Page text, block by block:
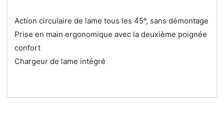
Action circulaire de lame tous les 45°, sans démontage
Prise en main ergonomique avec la deuxième poignée
confort
Chargeur de lame intégré